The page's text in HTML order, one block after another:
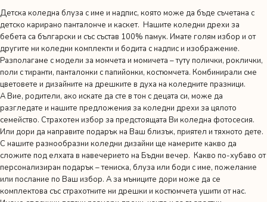
Детска коледна блуза с име и надпис, която може да бъде съчетана с
детско карирано панталонче и каскет. Нашите коледни дрехи за
бебета са български и със състав 100% памук. Имате голям избор и от
другите ни коледни комплекти и бодита с надпис и изображение.
Разполагаме с модели за момчета и момичета – туту полички, роклички,
поли с тиранти, панталонки с папийонки, костюмчета. Комбинирали сме
цветовете и дизайните на дрешките в духа на коледните празници.
А Вие, родители, ако искате да сте в тон с децата си, може да
разгледате и нашите предложения за коледни дрехи за цялото
семейство. Страхотен избор за предстоящата Ви коледна фотосесия.
Или дори да направите подарък на Ваш близък, приятел и тяхното дете.
С нашите разнообразни коледни дизайни ще намерите какво да
сложите под елхата в навечерието на Бъдни вечер. Какво по-хубаво от
персонализиран подарък – тениска, блуза или боди с име, пожелание
или послание по Ваш избор. А за мъниците дори може да се
комплектова със страхотните ни дрешки и костюмчета ушити от нас.